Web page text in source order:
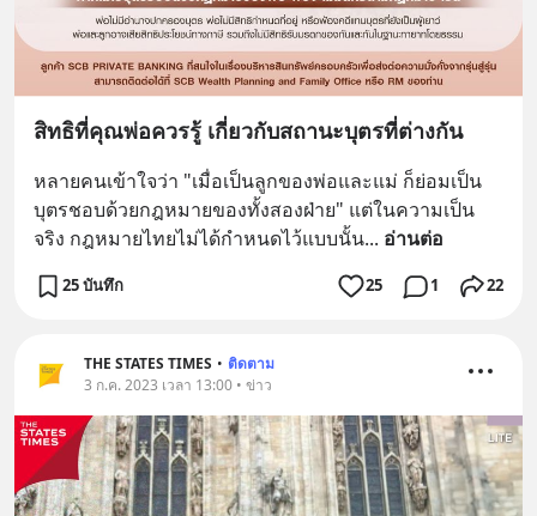
สิทธิที่คุณพ่อควรรู้ เกี่ยวกับสถานะบุตรที่ต่างกัน
หลายคนเข้าใจว่า "เมื่อเป็นลูกของพ่อและแม่ ก็ย่อมเป็น
บุตรชอบด้วยกฎหมายของทั้งสองฝ่าย" แต่ในความเป็น
จริง กฎหมายไทยไม่ได้กำหนดไว้แบบนั้น... อ่านต่อ
25 บันทึก 25 1 22
THE STATES TIMES • ติดตาม
3 ก.ค. 2023 เวลา 13:00 • ข่าว